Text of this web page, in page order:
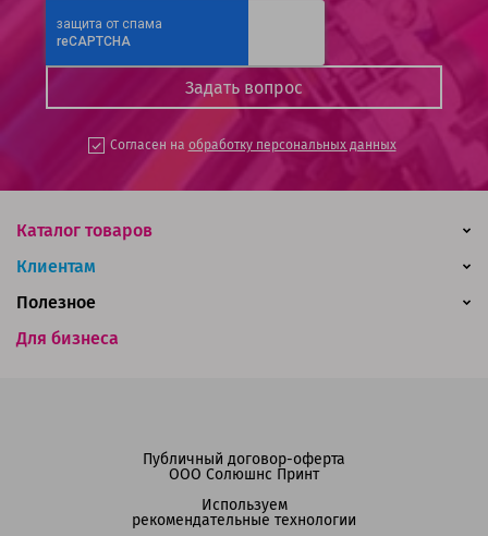
Согласен на обработку персональных данных
Каталог товаров
Клиентам
Для бизнеса
Полезное
Публичный договор-оферта
ООО Солюшнс Принт
Используем
рекомендательные технологии